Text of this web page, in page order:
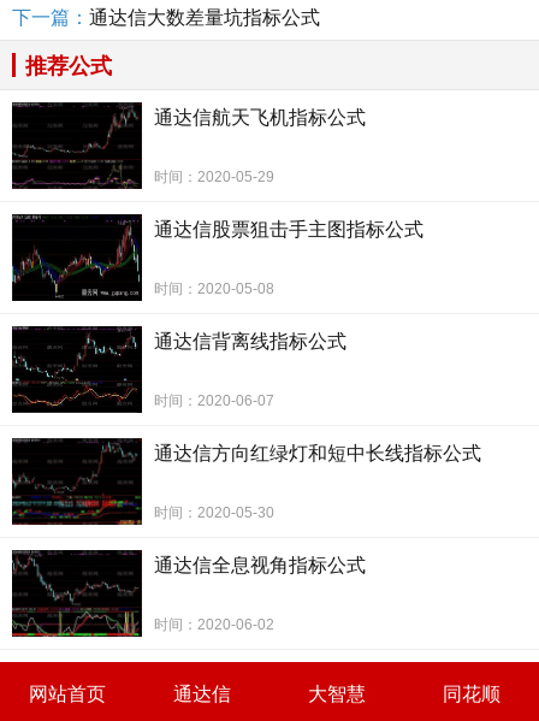
AR1:=EMA55>EMA34 AND EMA34>EMA13;
AR2:=BARSLAST((C-EMA13)/EMA13*100<-6);
AR3:=EMA13>=REF(EMA13,2);
AR4:=COUNT(CROSS(C,EMA13),AR2)=1;
AR5:=AR1 AND AR2 AND AR3 AND AR4;
AR6:=AR5 AND FILTER(AR5,10);
DRAWTEXT(AR6,L-0.09,'启动'),COLORYELLOW;
STICKLINE(AR6,H,L,3,0),LINETHICK2,COLORYELLOW;
BR1:=COUNT(BETWEEN((C-REF(C,1))/REF(C,1)*100,0,5)
,5)=5;
BR2:=ABS((EMA13-EMA34)+(EMA34-EMA55))/C<0.2;
BR3:=C>EMA55 AND (REF(C,1)<REF(EMA55,1) OR
OR REF(C,4)<REF(EMA55,4) OR REF(C,5)
<REF(EMA55,5));
BR4:=BR1 AND BR2 AND BR3;
DRAWTEXT(BR4 AND FILTER(BR4,10),L-0.09,'上
升'),COLOR00C5FF;
STICKLINE(BR4 AND
FILTER(BR4,10),O,C,3,1),LINETHICK2,COLOR00C5FF;
CR1:=(C-REF(C,1))/REF(C,1)*100>0.5;
下一篇： 通达信大数差量坑指标公式
推荐公式
通达信航天飞机指标公式
时间：2020-05-29
通达信股票狙击手主图指标公式
时间：2020-05-08
通达信背离线指标公式
时间：2020-06-07
通达信方向红绿灯和短中长线指标公式
时间：2020-05-30
通达信全息视角指标公式
时间：2020-06-02
网站首页 通达信 大智慧
同花顺